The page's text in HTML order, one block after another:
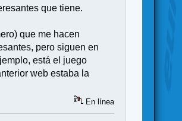
que tiene.
que me hacen
pero siguen en
está el juego
web estaba la
En línea